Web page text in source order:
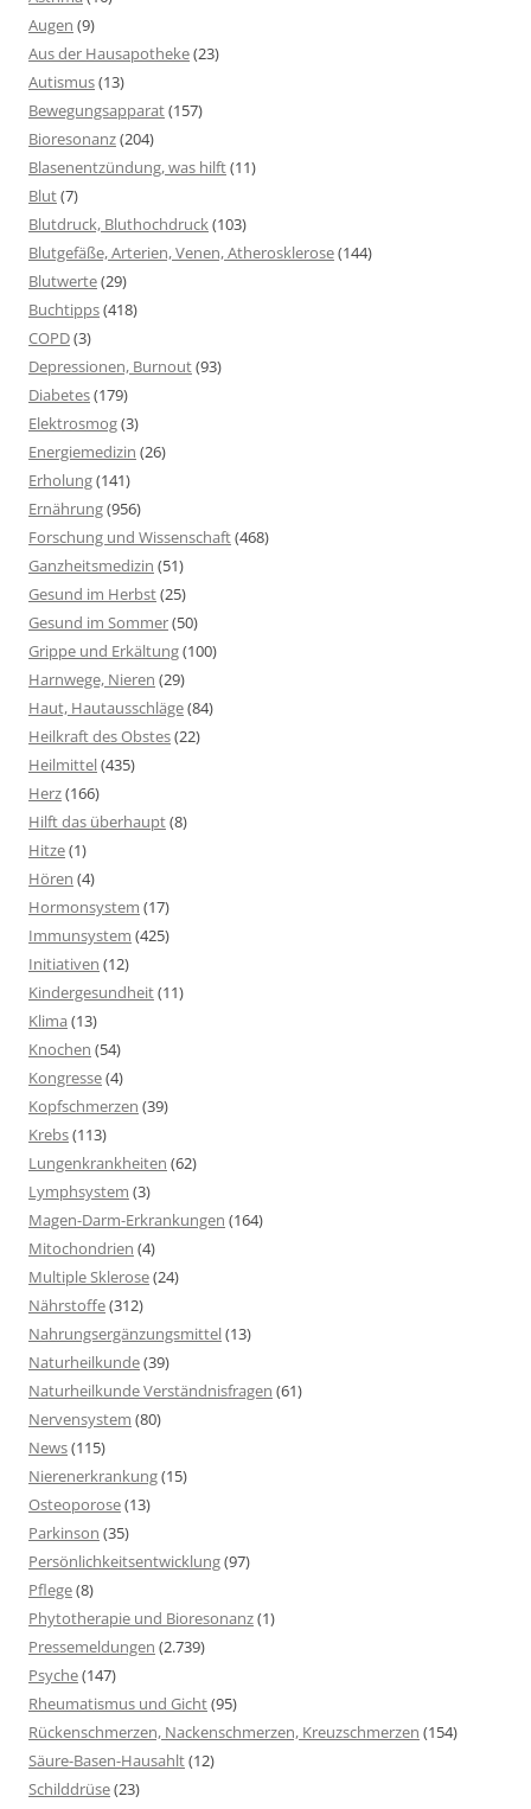
Augen (9)
Aus der Hausapotheke(23)
Autismus(13)
Bewegungsapparat(157)
Bioresonanz(204)
Blasenentzündung, was hilft(11)
Blut(7)
Blutdruck, Bluthochdruck(103)
Blutgefäße, Arterien, Venen, Atherosklerose(144)
Blutwerte(29)
Buchtipps(418)
COPD(3)
Depressionen, Burnout(93)
Diabetes(179)
Elektrosmog(3)
Energiemedizin (26)
Erholung(141)
Ernährung(956)
Forschung und Wissenschaft(468)
Ganzheitsmedizin (51)
Gesund im Herbst(25)
Gesund im Sommer(50)
Grippe und Erkältung(100)
Harnwege, Nieren (29)
Haut, Hautausschläge(84)
Heilkraft des Obstes(22)
Heilmittel(435)
Herz(166)
Hilft das überhaupt(8)
Hitze(1)
Hören (4)
Hormonsystem (17)
Immunsystem (425)
Initiativen (12)
Kindergesundheit(11)
Klima (13)
Knochen (54)
Kongresse(4)
Kopfschmerzen (39)
Krebs(113)
Lungenkrankheiten (62)
Lymphsystem (3)
Magen-Darm-Erkrankungen (164)
Mitochondrien (4)
Multiple Sklerose(24)
Nährstoffe(312)
Nahrungsergänzungsmittel(13)
Naturheilkunde(39)
Naturheilkunde Verständnisfragen (61)
Nervensystem (80)
News(115)
Nierenerkrankung(15)
Osteoporose(13)
Parkinson (35)
Persönlichkeitsentwicklung(97)
Pflege(8)
Phytotherapie und Bioresonanz(1)
Pressemeldungen (2.739)
Psyche(147)
Rheumatismus und Gicht(95)
Rückenschmerzen, Nackenschmerzen, Kreuzschmerzen (154)
Säure-Basen-Hausahlt(12)
Schilddrüse(23)